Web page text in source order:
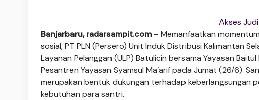
Akses
Banjarbaru, radarsampit.com – Memanfaatkan
sosial, PT PLN (Persero) Unit Induk Distribusi Kalimantan
Layanan Pelanggan (ULP) Batulicin bersama Yayasan
Pesantren Yayasan Syamsul Ma’arif pada Jumat (26/6).
merupakan bentuk dukungan terhadap keberlangsungan
kebutuhan para santri.